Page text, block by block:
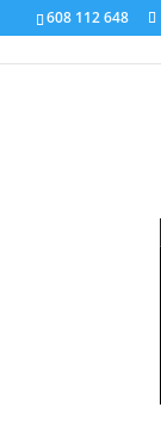
608 112 648